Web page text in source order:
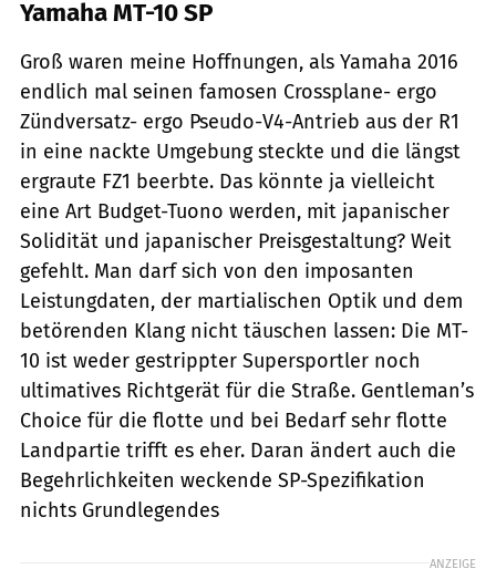
Yamaha MT-10 SP
Groß waren meine Hoffnungen, als Yamaha 2016
endlich mal seinen famosen Crossplane- ergo
Zündversatz- ergo Pseudo-V4-Antrieb aus der R1
in eine nackte Umgebung steckte und die längst
ergraute FZ1 beerbte. Das könnte ja vielleicht
eine Art Budget-Tuono werden, mit japanischer
Solidität und japanischer Preisgestaltung? Weit
gefehlt. Man darf sich von den imposanten
Leistungdaten, der martialischen Optik und dem
betörenden Klang nicht täuschen lassen: Die MT-
10 ist weder gestrippter Supersportler noch
ultimatives Richtgerät für die Straße. Gentleman’s
Choice für die flotte und bei Bedarf sehr flotte
Landpartie trifft es eher. Daran ändert auch die
Begehrlichkeiten weckende SP-Spezifikation
nichts Grundlegendes
ANZEIGE